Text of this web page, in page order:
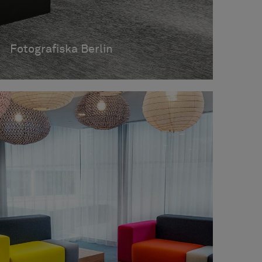
Fotografiska Berlin